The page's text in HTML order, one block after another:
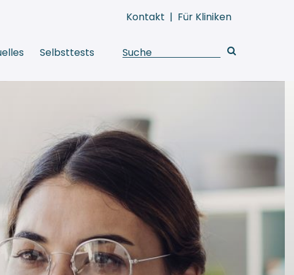
Kontakt | Für Kliniken
Selbsttests